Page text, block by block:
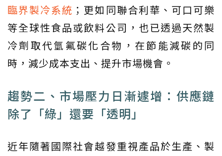
臨界製冷系統 ；更如同聯合利華、可口可樂
等全球性食品或飲料公司，也已透過天然製
冷劑取代氫氟碳化合物，在節能減碳的同
時，減少成本支出、提升市場機會。
趨勢二、市場壓力日漸遽增：供應鏈
除了「綠」還要「透明」
近年隨著國際社會越發重視產品於生產、製